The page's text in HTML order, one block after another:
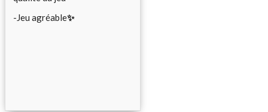
-Jeu agréable✨